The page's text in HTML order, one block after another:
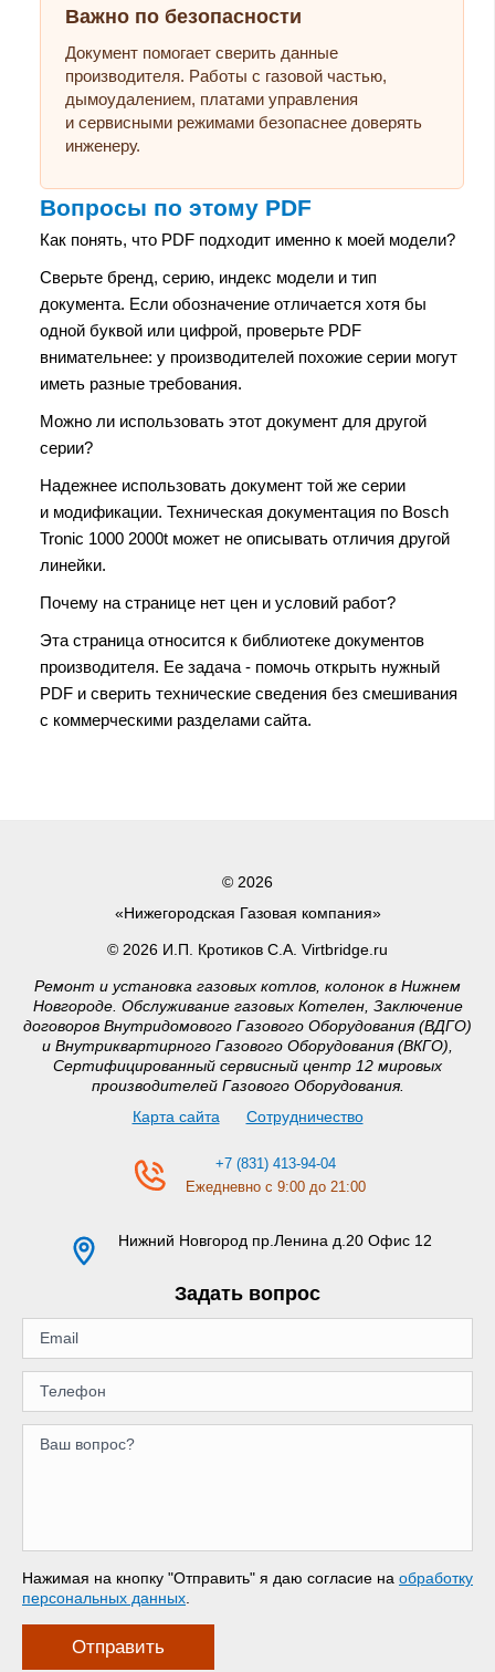
Важно по безопасности
Документ помогает сверить данные
производителя. Работы с газовой частью,
дымоудалением, платами управления
и сервисными режимами безопаснее доверять
инженеру.
Вопросы по этому PDF
Как понять, что PDF подходит именно к моей модели?
Сверьте бренд, серию, индекс модели и тип
документа. Если обозначение отличается хотя бы
одной буквой или цифрой, проверьте PDF
внимательнее: у производителей похожие серии могут
иметь разные требования.
Можно ли использовать этот документ для другой
серии?
Надежнее использовать документ той же серии
и модификации. Техническая документация по Bosch
Tronic 1000 2000t может не описывать отличия другой
линейки.
Почему на странице нет цен и условий работ?
Эта страница относится к библиотеке документов
производителя. Ее задача - помочь открыть нужный
PDF и сверить технические сведения без смешивания
с коммерческими разделами сайта.
© 2026
«Нижегородская Газовая компания»
© 2026 И.П. Кротиков С.А. Virtbridge.ru
Ремонт и установка газовых котлов, колонок в Нижнем
Новгороде. Обслуживание газовых Котелен, Заключение
договоров Внутридомового Газового Оборудования (ВДГО)
и Внутриквартирного Газового Оборудования (ВКГО),
Сертифицированный сервисный центр 12 мировых
производителей Газового Оборудования.
Карта сайта
Сотрудничество
+7 (831) 413-94-04
Ежедневно с 9:00 до 21:00
Нижний Новгород пр.Ленина д.20 Офис 12
Задать вопрос
Нажимая на кнопку "Отправить" я даю согласие на обработку
персональных данных
Отправить